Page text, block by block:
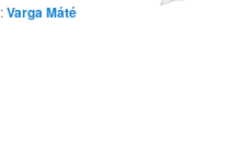
Varga Máté